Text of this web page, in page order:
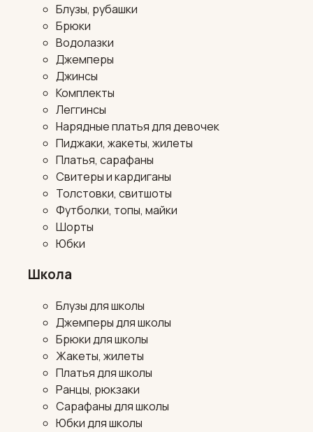
Блузы, рубашки
Брюки
Водолазки
Джемперы
Джинсы
Комплекты
Леггинсы
Нарядные платья для девочек
Пиджаки, жакеты, жилеты
Платья, сарафаны
Свитеры и кардиганы
Толстовки, свитшоты
Футболки, топы, майки
Шорты
Юбки
Школа
Блузы для школы
Джемперы для школы
Брюки для школы
Жакеты, жилеты
Платья для школы
Ранцы, рюкзаки
Сарафаны для школы
Юбки для школы